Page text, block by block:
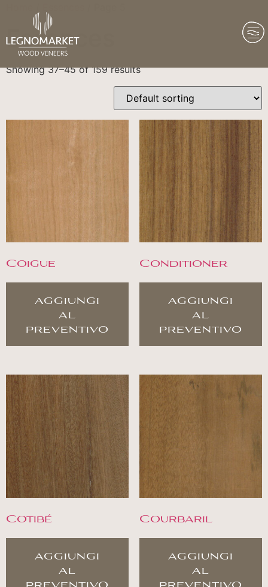
Essences
Showing 37–45 of 159 results
Coigue
aggiungi
al
preventivo
Conditioner
aggiungi
al
preventivo
Cotibé
aggiungi
al
preventivo
Courbaril
aggiungi
al
preventivo